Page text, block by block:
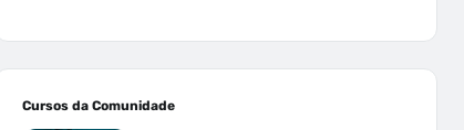
Cursos da Comunidade